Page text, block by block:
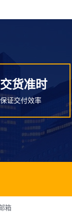
交货准时
保证交付效率
交货准时